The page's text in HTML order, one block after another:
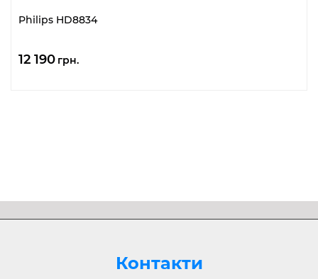
Philips HD8834
12 190 грн.
Контакти